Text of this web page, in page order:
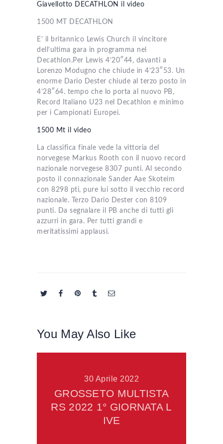
Giavellotto DECATHLON il video
1500 MT DECATHLON
E’ il britannico Lewis Church il vincitore
dell’ultima gara in programma nel
Decathlon.Per Lewis 4’20″44, davanti a
Lorenzo Modugno che chiude in 4’23″53. Un
enorme Dario Dester chiude al terzo posto in
4’28″64. tempo che lo porta al nuovo PB,
Record Italiano U23 nel Decathlon e minimo
per i Campionati Europei.
1500 Mt il video
La classifica finale vede la vittoria del
norvegese Markus Rooth con il nuovo record
nazionale norvegese 8307 punti. Al secondo
posto il connazionale Sander Aae Skoteim
con 8298 pti, pure lui sotto il vecchio record
nazionale. Terzo Dario Dester con 8109
punti. Da segnalare il PB anche di tutti gli
azzurri in gara. Per tutti grandi e
meritatissimi applausi.
You May Also Like
30 Aprile 2022
GROSSETO MULTISTA
RS 2022 1° GIORNATA L
IVE